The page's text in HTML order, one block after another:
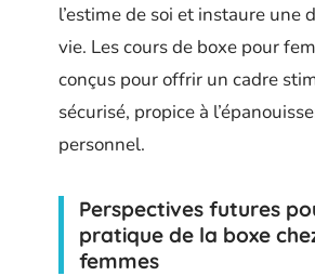
l’estime de soi et instaure une
vie. Les cours de boxe pour
conçus pour offrir un cadre
sécurisé, propice à
personnel.
Perspectives futures
pratique de la boxe
femmes